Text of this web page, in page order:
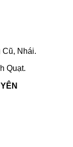
Cũ, Nhái.
Quạt.